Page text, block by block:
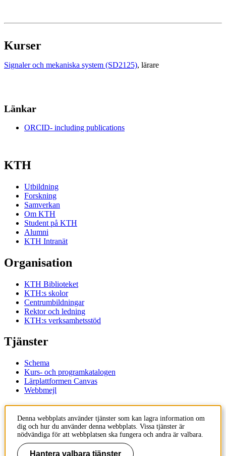
Kurser
Signaler och mekaniska system (SD2125), lärare
Länkar
ORCID- including publications
KTH
Utbildning
Forskning
Samverkan
Om KTH
Student på KTH
Alumni
KTH Intranät
Organisation
KTH Biblioteket
KTH:s skolor
Centrumbildningar
Rektor och ledning
KTH:s verksamhetsstöd
Tjänster
Schema
Kurs- och programkatalogen
Lärplattformen Canvas
Webbmejl
KTH
100 44 Stockholm
+46 8 790 60 00
Denna webbplats använder tjänster som kan lagra information om
dig och hur du använder denna webbplats. Vissa tjänster är
nödvändiga för att webbplatsen ska fungera och andra är valbara.
Hantera valbara tjänster